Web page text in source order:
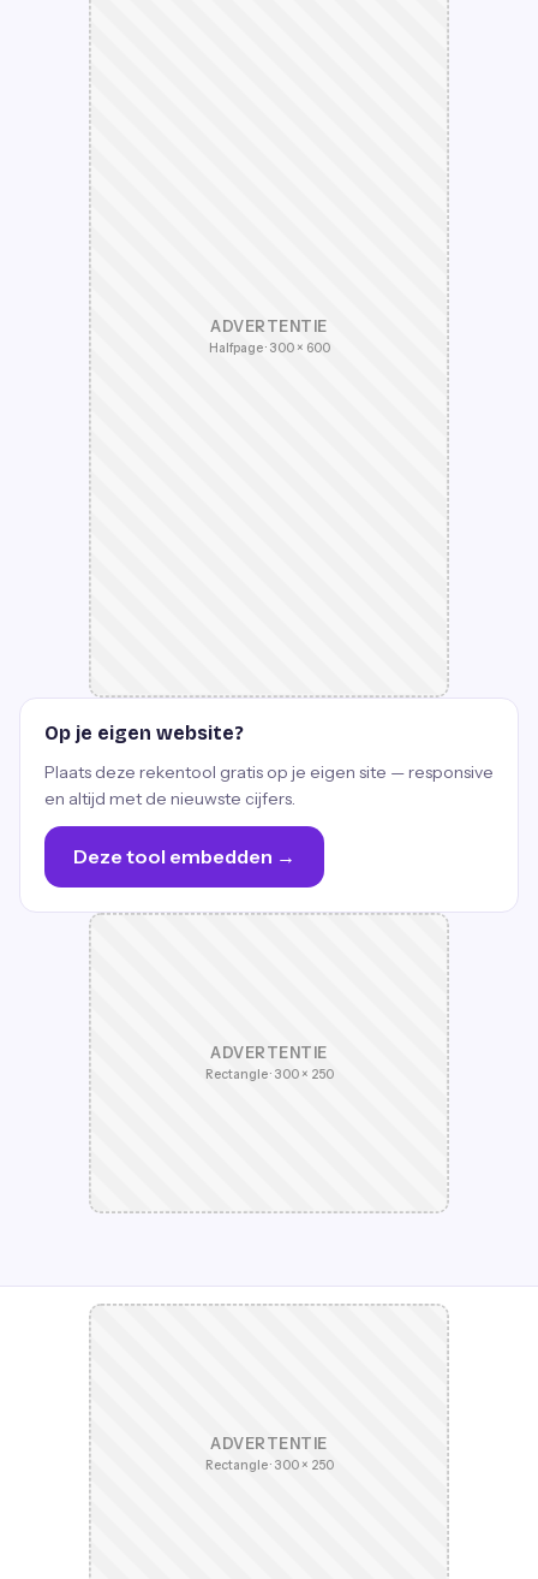
ADVERTENTIE
Halfpage · 300 × 600
Op je eigen website?
Plaats deze rekentool gratis op je eigen site — responsive
en altijd met de nieuwste cijfers.
Deze tool embedden →
ADVERTENTIE
Rectangle · 300 × 250
ADVERTENTIE
Rectangle · 300 × 250